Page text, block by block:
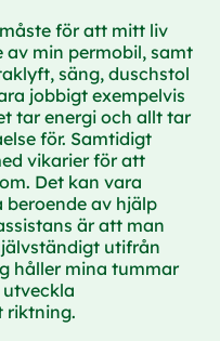
för att mitt liv
av min permobil, samt
säng, duschstol
jobbigt exempelvis
tar energi och allt tar
för. Samtidigt
vikarier för att
Det kan vara
av hjälp
är att man
utifrån
håller mina tummar
riktning.